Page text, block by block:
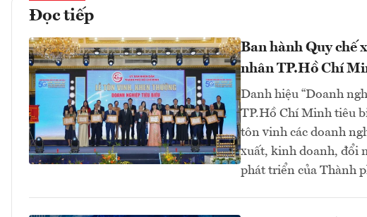
Đọc tiếp
Ban hành Quy chế
nhân TP.Hồ Chí
Danh hiệu “Doanh
TP.Hồ Chí Minh tiêu
tôn vinh các doanh
xuất, kinh doanh, đổi
phát triển của Thành